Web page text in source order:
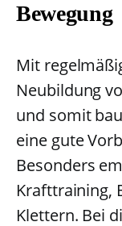
Bewegung
Mit
Neubildung
und somit
eine gute
Besonders
Krafttraining,
Klettern. Bei